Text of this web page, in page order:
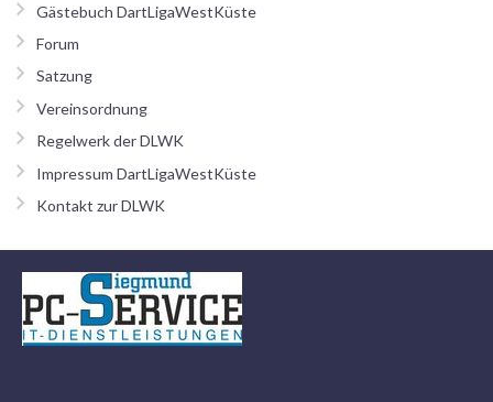
Gästebuch DartLigaWestKüste
Forum
Satzung
Vereinsordnung
Regelwerk der DLWK
Impressum DartLigaWestKüste
Kontakt zur DLWK